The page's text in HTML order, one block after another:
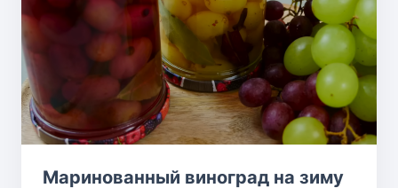
Маринованный виноград на зиму